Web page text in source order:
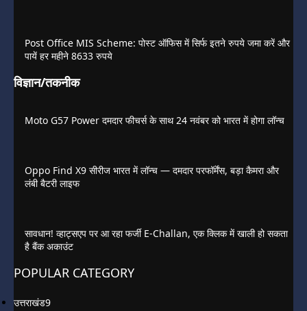
Post Office MIS Scheme: पोस्ट ऑफिस में सिर्फ इतने रुपये जमा करें और
पायें हर महीने 8633 रुपये
विज्ञान/तकनीक
Moto G57 Power दमदार फीचर्स के साथ 24 नवंबर को भारत में होगा लॉन्च
Oppo Find X9 सीरीज भारत में लॉन्च — दमदार परफॉर्मेंस, बड़ा कैमरा और
लंबी बैटरी लाइफ
सावधान! व्हाट्सएप पर आ रहा फर्जी E-Challan, एक क्लिक में खाली हो सकता
है बैंक अकाउंट
POPULAR CATEGORY
उत्तराखंड9